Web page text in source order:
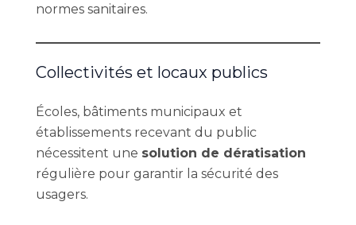
normes sanitaires.
Collectivités et locaux publics
Écoles, bâtiments municipaux et
établissements recevant du public
nécessitent une solution de dératisation
régulière pour garantir la sécurité des
usagers.